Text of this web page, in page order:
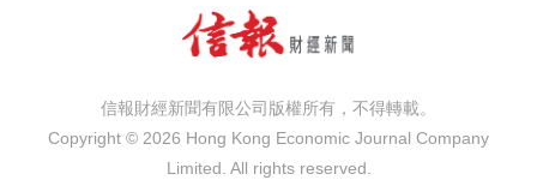
信報財經新聞有限公司版權所有，不得轉載。
Copyright © 2026 Hong Kong Economic Journal Company
Limited. All rights reserved.